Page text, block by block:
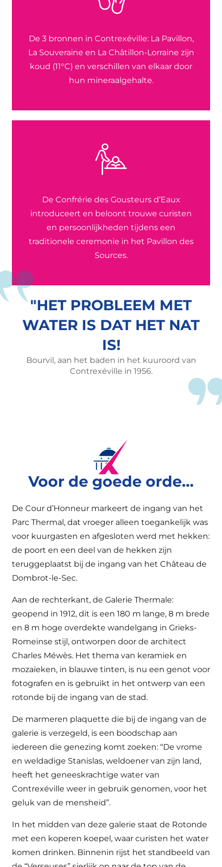
De 3 bronnen in Contrexéville: La Pavillon,
La Souveraine en La Châtillon-Lorraine zijn
koud (11°C) en verschillen van elkaar door
hun mineraalgehalte.
De Confrérie des Gousteurs d’Eaux
introduceert en beloont trouwe curisten
en persoonlijkheden tijdens een
traditionele ceremonie in het Pavillon des
Sources.
"HET PROBLEEM MET
WATER IS DAT HET NAT
IS!
Bourvil, aan het baden in het kuuroord van
Contrexéville in 1956.
Voor de goede orde...
De Cour d’Honneur markeert de ingang van het
Parc Thermal, dat vroeger alleen toegankelijk was
voor kuurgasten en afgesloten werd met hekken:
de poort en een deel van de hekken zijn
teruggeplaatst bij de ingang van het Château de
Dombrot-le-Sec.
Aan de rechterkant, de Galerie Thermale:
geopend in 1912, dit is een 180 m lange, 8 m brede
en 8 m hoge overdekte wandelgang in Grieks-
Romeinse stijl, ontworpen door de architect
Charles Méwès. Het thema van keramiek en
mozaïeken, in blauwe tinten, is nu een genot voor
fotografen en is gebruikt in het ontwerp van een
rotonde bij de ingang van de stad.
De marmeren plaquette die bij de ingang van de
galerie is verzegeld, is een boodschap aan
iedereen die genezing komt zoeken: “De vrome
en weldadige Stanislas, weldoener van zijn land,
heeft het geneeskrachtige water van
Contrexéville weer in gebruik genomen, voor het
geluk van de mensheid”.
In het midden van deze galerie staat de Rotonde
met een koperen koepel, waar curisten het water
komen drinken. Binnenin rijst het standbeeld van